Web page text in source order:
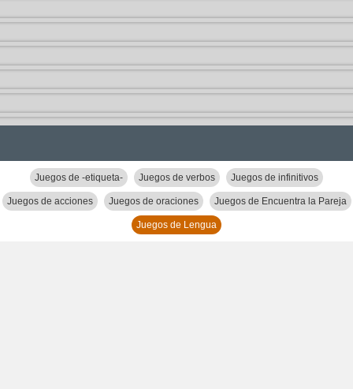
Juegos de -etiqueta- Juegos de verbos Juegos de infinitivos
Juegos de acciones Juegos de oraciones Juegos de Encuentra la Pareja
Juegos de Lengua